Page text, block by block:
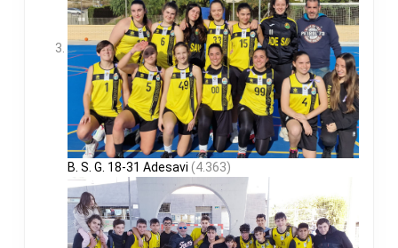
B. S. G. 18-31 Adesavi (4.363)